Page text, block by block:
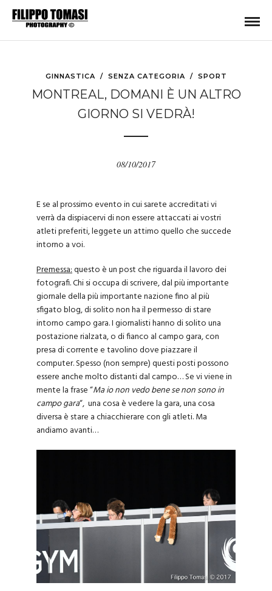
GINNASTICA/ SENZA CATEGORIA/ SPORT
MONTREAL, DOMANI È UN ALTRO
GIORNO SI VEDRÀ!
08/10/2017
E se al prossimo evento in cui sarete accreditati vi
verrà da dispiacervi di non essere attaccati ai vostri
atleti preferiti, leggete un attimo quello che succede
intorno a voi.
Premessa:questo è un post che riguarda il lavoro dei
fotografi. Chi si occupa di scrivere, dal più importante
giornale della più importante nazione fino al più
sfigato blog, di solito non ha il permesso di stare
intorno campo gara. I giornalisti hanno di solito una
postazione rialzata, o di fianco al campo gara, con
presa di corrente e tavolino dove piazzare il
computer. Spesso (non sempre) questi posti possono
essere anche molto distanti dal campo… Se vi viene in
mente la frase “Ma io non vedo bene se non sono in
campo gara“, una cosa è vedere la gara, una cosa
diversa è stare a chiacchierare con gli atleti. Ma
andiamo avanti…